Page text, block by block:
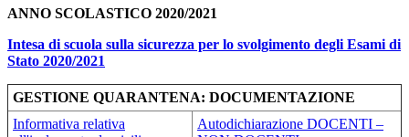
ANNO SCOLASTICO 2020/2021
Intesa di scuola sulla sicurezza per lo svolgimento degli Esami di
Stato 2020/2021
GESTIONE QUARANTENA: DOCUMENTAZIONE
Informativa relativa
Autodichiarazione DOCENTI –